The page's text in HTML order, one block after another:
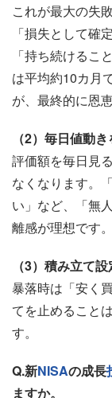
これが最大の失
「損失として確
「持ち続けるこ
は平均約10カ月
が、最終的に恩
（2）毎日値動
評価額を毎日見
なくなります。
い」など、「無
離感が理想です。
（3）積み立て
暴落時は「安く
てを止めること
す。
Q.新NISAの成長
ますか。